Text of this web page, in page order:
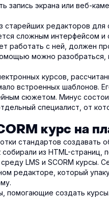
запись экрана или веб-
старейших редакторов для
сложным интерфейсом и
работать с ней, должен
можно разобраться,
курсов,
встроенных шаблонов.
сюжетом. Минус
специалист, от
курс на
стандартов создавать
из HTML-страниц,
LMS и SCORM курсы.
редакторе, который
создать